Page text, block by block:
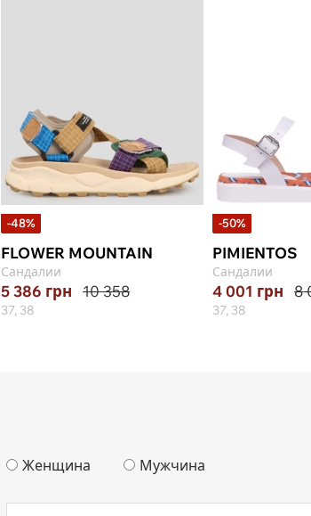
-48%
FLOWER MOUNTAIN
Сандалии
5 386 грн 10 358
37, 38
-50%
PIMIENTOS
Сандалии
4 001 грн 8
37, 38
Женщина Мужчина